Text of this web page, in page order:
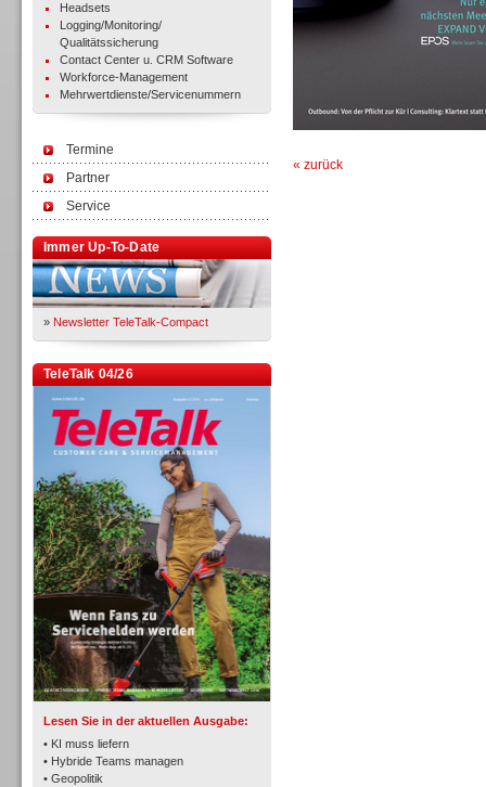
Headsets
Logging/Monitoring/
Qualitätssicherung
Contact Center u. CRM Software
Workforce-Management
Mehrwertdienste/Servicenummern
Termine
Partner
Service
Immer Up-To-Date
» Newsletter TeleTalk-Compact
TeleTalk 04/26
Lesen Sie in der aktuellen Ausgabe:
• KI muss liefern
• Hybride Teams managen
• Geopolitik
TK- und ACD-Systeme
« zurück